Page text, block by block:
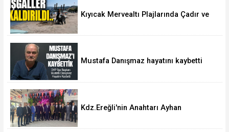
Kıyıcak Mervealtı Plajlarında Çadır ve
Mustafa Danışmaz hayatını kaybetti
Kdz.Ereğli'nin Anahtarı Ayhan